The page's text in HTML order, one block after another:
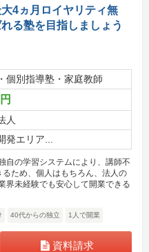
大4ヵ月ロイヤリティ無
る塾を目指しましょう
個別指導塾・家庭教師
人
発エリア...
自の学習システムにより、講師不
ため、個人はもちろん、法人の
界未経験でも安心して開業できる
40代からの独立 1人で開業
資料請求